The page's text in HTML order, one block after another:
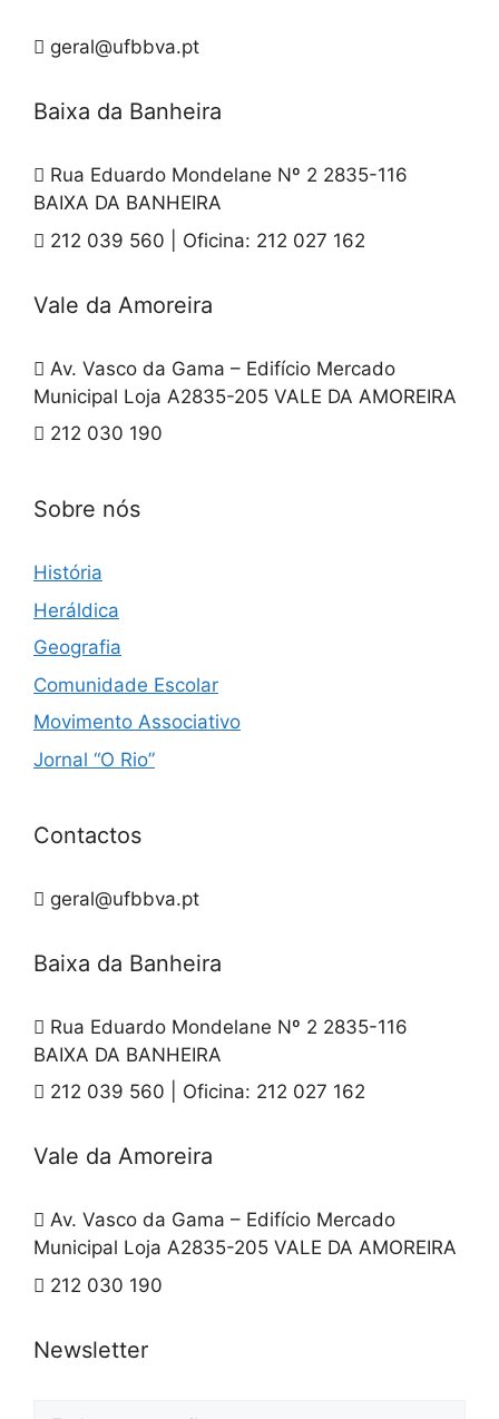
geral@ufbbva.pt
Baixa da Banheira
Rua Eduardo Mondelane Nº 2 2835-116
BAIXA DA BANHEIRA
212 039 560 | Oficina: 212 027 162
Vale da Amoreira
Av. Vasco da Gama – Edifício Mercado
Municipal Loja A2835-205 VALE DA AMOREIRA
212 030 190
Sobre nós
História
Heráldica
Geografia
Comunidade Escolar
Movimento Associativo
Jornal “O Rio”
Contactos
geral@ufbbva.pt
Baixa da Banheira
Rua Eduardo Mondelane Nº 2 2835-116
BAIXA DA BANHEIRA
212 039 560 | Oficina: 212 027 162
Vale da Amoreira
Av. Vasco da Gama – Edifício Mercado
Municipal Loja A2835-205 VALE DA AMOREIRA
212 030 190
Newsletter